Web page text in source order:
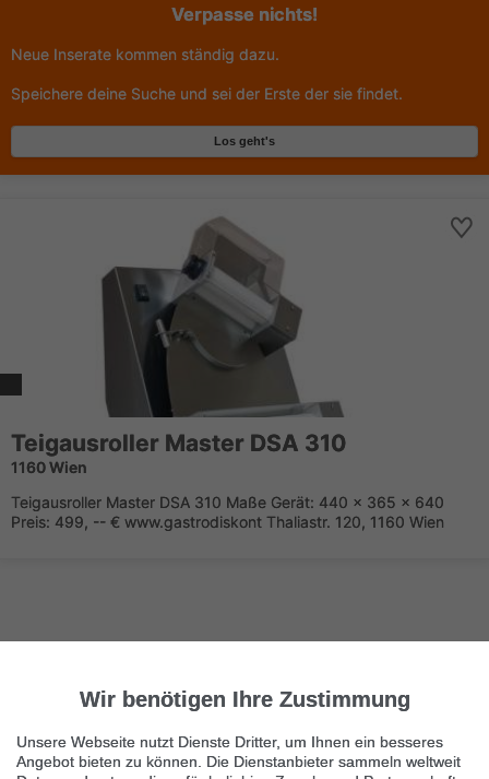
Verpasse nichts!
Neue Inserate kommen ständig dazu.
Speichere deine Suche und sei der Erste der sie findet.
Los geht's
Teigausroller Master DSA 310
1160 Wien
Teigausroller Master DSA 310 Maße Gerät: 440 x 365 x 640
Preis: 499, -- € www.gastrodiskont Thaliastr. 120, 1160 Wien
Nächste Seite
Sonstige Elektrogeräte
Immer die neuesten Anzeigen erhalten?
Wir benötigen Ihre Zustimmung
Unsere Webseite nutzt Dienste Dritter, um Ihnen ein besseres
Angebot bieten zu können. Die Dienstanbieter sammeln weltweit